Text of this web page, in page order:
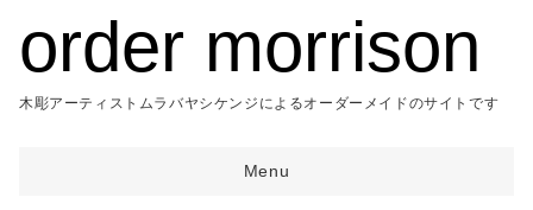
order morrison
木彫アーティストムラバヤシケンジによるオーダーメイドのサイトです
Menu